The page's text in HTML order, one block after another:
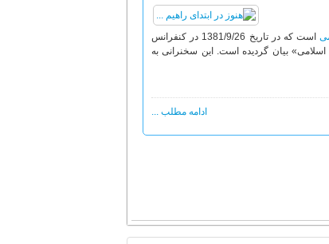
است که در تاریخ 1381/9/26 در کنفرانس
بیان گردیده است. این سخنرانی به
ادامه مطلب ...